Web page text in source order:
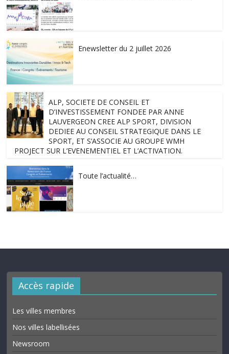
Enewsletter du 2 juillet 2026
ALP, SOCIETE DE CONSEIL ET
D’INVESTISSEMENT FONDEE PAR ANNE
LAUVERGEON CREE ALP SPORT, DIVISION
DEDIEE AU CONSEIL STRATEGIQUE DANS LE
SPORT, ET S’ASSOCIE AU GROUPE WMH
PROJECT SUR L’EVENEMENTIEL ET L’ACTIVATION.
Toute l’actualité…
Accès rapide
Les villes membres
Nos villes labellisées
Newsroom